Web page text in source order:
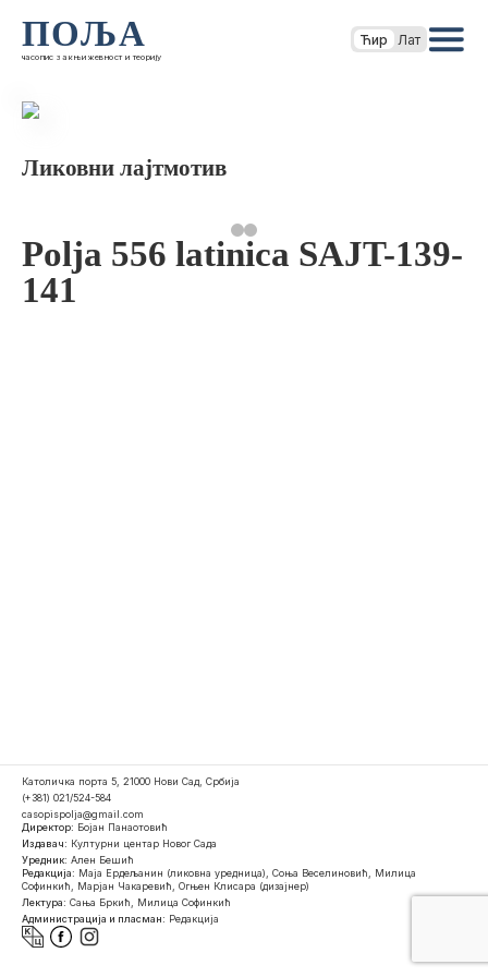
ПОЉА
часопис за књижевност и теорију
Ћир Лат
Ликовни лајтмотив
Polja 556 latinica SAJT-139-
141
Католичка порта 5, 21000 Нови Сад, Србија
(+381) 021/524-584
casopispolja@gmail.com
Директор: Бојан Панаотовић
Издавач: Културни центар Новог Сада
Уредник: Ален Бешић
Редакција: Маја Ердељанин (ликовна уредница), Соња Веселиновић, Милица
Софинкић, Марјан Чакаревић, Огњен Клисара (дизајнер)
Лектура: Сања Бркић, Милица Софинкић
Администрација и пласман: Редакција